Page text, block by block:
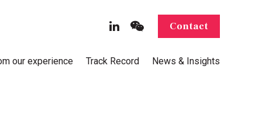
Contact
our experience Track Record News & Insights